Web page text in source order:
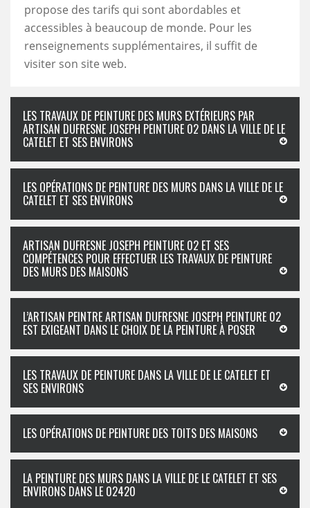
propose des tarifs qui sont abordables et
accessibles à beaucoup de monde. Pour les
renseignements supplémentaires, il suffit de
visiter son site web.
LES TRAVAUX DE PEINTURE DES MURS EXTÉRIEURS PAR
ARTISAN DUFRESNE JOSEPH PEINTURE 02 DANS LA VILLE DE LE
CATELET ET SES ENVIRONS
LES OPÉRATIONS DE PEINTURE DES MURS DANS LA VILLE DE LE
CATELET ET SES ENVIRONS
ARTISAN DUFRESNE JOSEPH PEINTURE 02 ET SES
COMPÉTENCES POUR EFFECTUER LES TRAVAUX DE PEINTURE
DES MURS DES MAISONS
L’ARTISAN PEINTRE ARTISAN DUFRESNE JOSEPH PEINTURE 02
EST EXIGEANT DANS LE CHOIX DE LA PEINTURE À POSER
LES TRAVAUX DE PEINTURE DANS LA VILLE DE LE CATELET ET
SES ENVIRONS
LES OPÉRATIONS DE PEINTURE DES TOITS DES MAISONS
LA PEINTURE DES MURS DANS LA VILLE DE LE CATELET ET SES
ENVIRONS DANS LE 02420